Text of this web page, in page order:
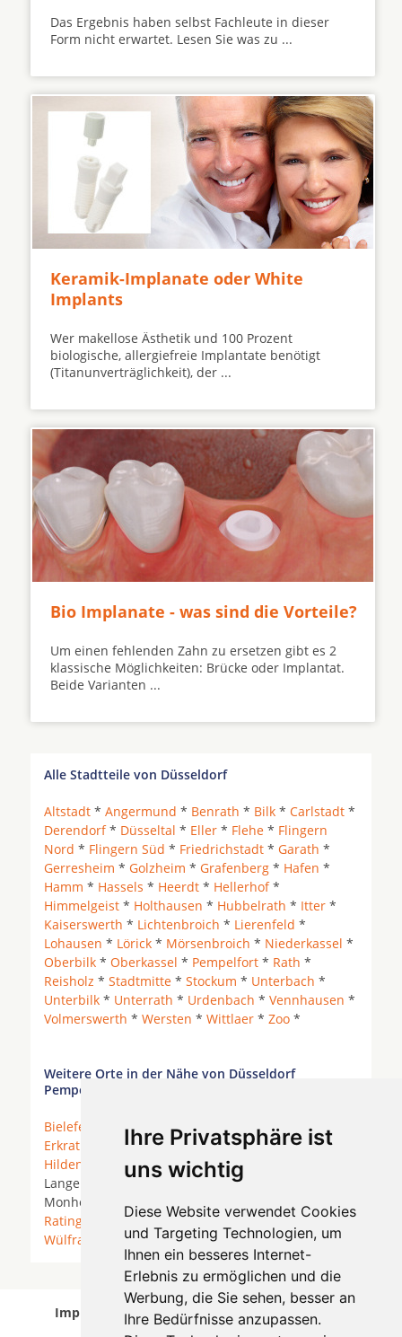
Ihre Privatsphäre ist
uns wichtig
Diese Website verwendet Cookies
und Targeting Technologien, um
Ihnen ein besseres Internet-
Erlebnis zu ermöglichen und die
Werbung, die Sie sehen, besser an
Ihre Bedürfnisse anzupassen.
Das Ergebnis haben selbst Fachleute in dieser
Form nicht erwartet. Lesen Sie was zu ...
Keramik-Implanate oder White
Implants
Wer makellose Ästhetik und 100 Prozent
biologische, allergiefreie Implantate benötigt
(Titanunverträglichkeit), der ...
Bio Implanate - was sind die Vorteile?
Um einen fehlenden Zahn zu ersetzen gibt es 2
klassische Möglichkeiten: Brücke oder Implantat.
Beide Varianten ...
Alle Stadtteile von Düsseldorf
Altstadt * Angermund * Benrath * Bilk * Carlstadt *
Derendorf* Düsseltal * Eller * Flehe * Flingern
Nord * Flingern Süd * Friedrichstadt * Garath *
Gerresheim * Golzheim * Grafenberg * Hafen *
Hamm * Hassels * Heerdt * Hellerhof*
Himmelgeist * Holthausen * Hubbelrath * Itter *
Kaiserswerth * Lichtenbroich * Lierenfeld *
Lohausen * Lörick * Mörsenbroich * Niederkassel *
Oberbilk * Oberkassel * Pempelfort * Rath *
Reisholz * Stadtmitte * Stockum * Unterbach *
Unterbilk * Unterrath * Urdenbach * Vennhausen *
Volmerswerth * Wersten * Wittlaer * Zoo *
Weitere Orte in der Nähe von Düsseldorf
Pempelfort
Bielefeld Dormagen* Duisburg *Düsseldorf
*
Erkrath
* Grevenbroich * Haan * Heiligenhaus *
Hilden
Kaarst* Korschenbroich *
Langenfeld (Rheinland) *Meerbusch
Monheim am Rhein * Mönchengladbach Neuss
Ratingen
* Solingen * Willich * Wuppertal *
Wülfrath
Implantologen in Düsseldorf Pempelfort wurde
am 05 August 2026 aktualisiert.